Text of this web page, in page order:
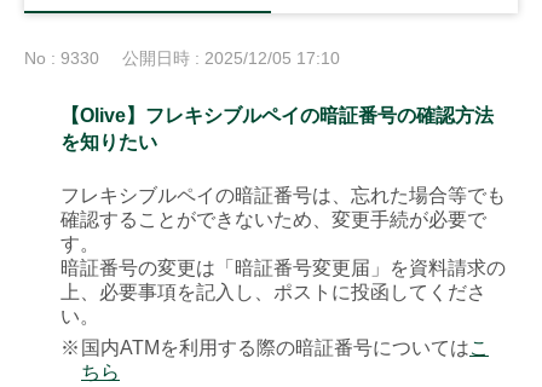
No : 9330 公開日時 : 2025/12/05 17:10
【Olive】フレキシブルペイの暗証番号の確認方法
を知りたい
フレキシブルペイの暗証番号は、忘れた場合等でも
確認することができないため、変更手続が必要で
す。
暗証番号の変更は「暗証番号変更届」を資料請求の
上、必要事項を記入し、ポストに投函してくださ
い。
※ 国内ATMを利用する際の暗証番号についてはこ
ちら